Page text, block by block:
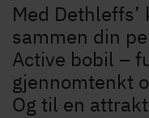
Med
sammen din
Active bobil –
gjennomtenkt
Og til en